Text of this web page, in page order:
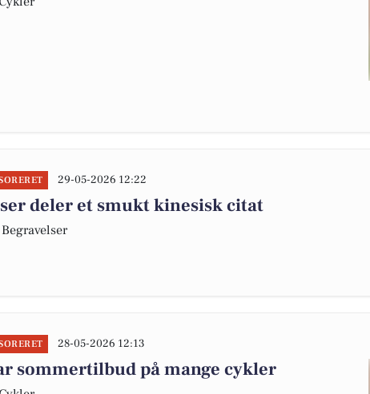
29-05-2026 12:22
deler et smukt kinesisk citat
28-05-2026 12:13
sommertilbud på mange cykler